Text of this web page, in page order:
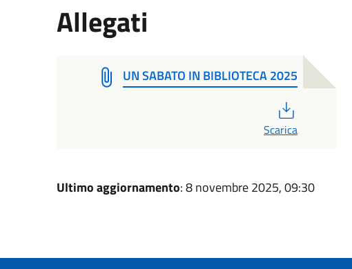
Allegati
UN SABATO IN BIBLIOTECA 2025
Scarica
Ultimo aggiornamento: 8 novembre 2025, 09:30